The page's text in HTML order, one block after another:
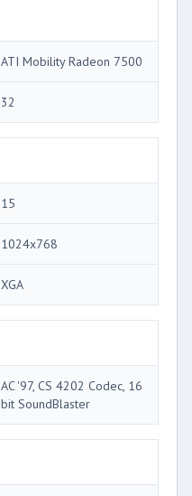
ATI Mobility Radeon 7500
32
15
1024x768
XGA
AC '97, CS 4202 Codec, 16
bit SoundBlaster